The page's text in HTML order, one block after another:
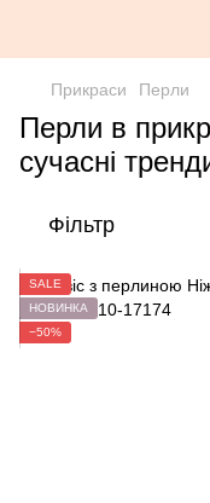
Прикраси Перли
Перли в
сучасні
Фільтр
SALE
НОВИНКА
−50%